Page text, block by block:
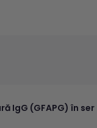
IgG (GFAPG) în ser